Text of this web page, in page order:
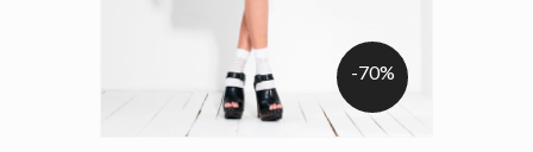
-70%